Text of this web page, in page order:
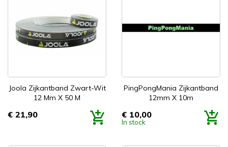
Joola Zijkantband Zwart-Wit
12 Mm X 50 M
Prijs
€ 21,90
PingPongMania Zijkantband
12mm X 10m
Prijs
€ 10,00
In stock